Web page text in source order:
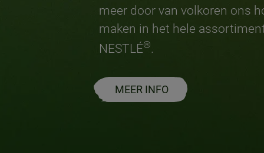
meer door van volkoren ons
maken in het hele
NESTLÉ®.
MEER INFO